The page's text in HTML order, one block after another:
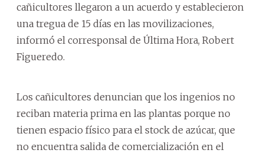
cañicultores llegaron a un acuerdo y establecieron
una tregua de 15 días en las movilizaciones,
informó el corresponsal de Última Hora, Robert
Figueredo.
Los cañicultores denuncian que los ingenios no
reciban materia prima en las plantas porque no
tienen espacio físico para el stock de azúcar, que
no encuentra salida de comercialización en el